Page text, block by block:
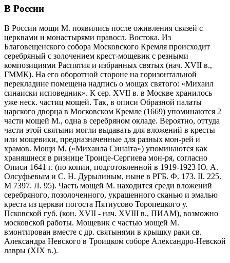
В России
В России мощи М. появились после оживления связей с
церквами и монастырями правосл. Востока. Из
Благовещенского собора Московского Кремля происходит
серебряный с золочением крест-мощевик с резными
композициями Распятия и избранных святых (нач. XVII в.,
ГММК). На его оборотной стороне на горизонтальной
перекладине помещена надпись о мощах святого: «Михаил
синаиски исповедник». К сер. XVII в. в Москве хранилось
уже неск. частиц мощей. Так, в описи Образной палаты
царского дворца в Московском Кремле (1669) упоминаются 2
части мощей М., одна в серебряном окладе. Вероятно, оттуда
части этой святыни могли выдавать для вложений в кресты
или мощевики, предназначенные для разных мон-рей и
храмов. Мощи М. («Михаила Синаiта») упоминаются как
хранящиеся в ризнице Троице-Сергиева мон-ря, согласно
Описи 1641 г. (по копии, подготовленной в 1919-1923 Ю. А.
Олсуфьевым и С. Н. Дурылиным, ныне в РГБ. Ф. 173. II. 225.
М 7397. Л. 95). Часть мощей М. находится среди вложений
серебряного, позолоченного, украшенного сканью и эмалью
креста из церкви погоста Пятиусово Торопецкого у.
Псковской губ. (кон. XVII - нач. XVIII в., ПИАМ), возможно
московской работы. Мощевик с частью мощей М.
вмонтирован вместе с др. святынями в крышку раки св.
Александра Невского в Троицком соборе Александро-Невской
лавры (XIX в.).